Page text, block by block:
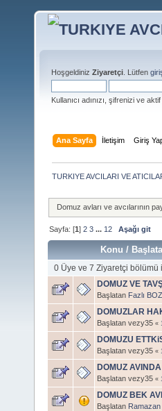
Hoşgeldiniz Ziyaretçi . Lütfen
Kullanıcı adınızı, şifrenizi ve
Ana Sayfa İletişim Giriş
TURKIYE AVCILARI VE
Domuz avları ve avcılarının
Sayfa: [1]2 3 ... 12 Aşağı git
Konu /
0 Üye ve 7 Ziyaretçi bölümü
DOMUZ VE
Başlatan Fazlı BOZ
DOMUZLAR
Başlatan vezy35 « 1
DOMUZU
Başlatan vezy35 « 1
DOMUZ
Başlatan vezy35 « 1
DOMUZ BEK
Başlatan Ramazan